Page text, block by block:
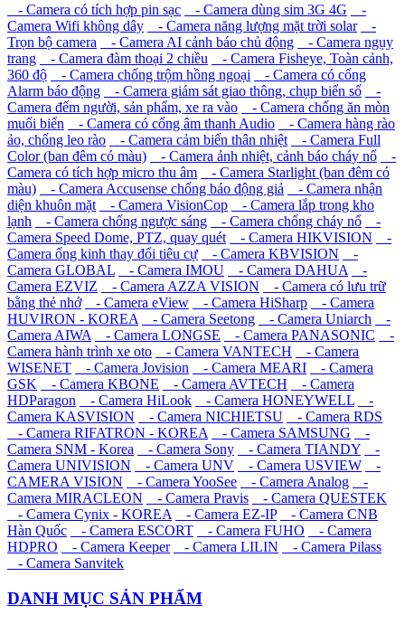
- Camera có tích hợp pin sạc - Camera dùng sim 3G 4G
-
Camera Wifi không dây
- Camera năng lượng mặt trời solar
-
Trọn bộ camera
- Camera AI cảnh báo chủ động
- Camera ngụy
trang
- Camera đàm thoại 2 chiều
- Camera Fisheye, Toàn cảnh,
360 độ
- Camera chống trộm hồng ngoại
- Camera có cổng
Alarm báo động
- Camera giám sát giao thông, chụp biển số
-
Camera đếm người, sản phẩm, xe ra vào
- Camera chống ăn mòn
muối biển
- Camera có cổng âm thanh Audio
- Camera hàng rào
ảo, chống leo rào
- Camera cảm biến thân nhiệt
- Camera Full
Color (ban đêm có màu)
- Camera ảnh nhiệt, cảnh báo cháy nổ
-
Camera có tích hợp micro thu âm
- Camera Starlight (ban đêm có
màu)
- Camera Accusense chống báo động giả
- Camera nhận
diện khuôn mặt
- Camera VisionCop
- Camera lắp trong kho
lạnh
- Camera chống ngược sáng - Camera chống cháy nổ
-
Camera Speed Dome, PTZ, quay quét
- Camera HIKVISION
-
Camera ống kinh thay đổi tiêu cự
- Camera KBVISION
-
Camera GLOBAL
- Camera IMOU - Camera DAHUA
-
Camera EZVIZ
- Camera AZZA VISION
- Camera có lưu trữ
bằng thẻ nhớ
- Camera eView - Camera HiSharp
- Camera
HUVIRON - KOREA
- Camera Seetong - Camera Uniarch
-
Camera AIWA
- Camera LONGSE - Camera PANASONIC
-
Camera hành trình xe oto
- Camera VANTECH
- Camera
WISENET
- Camera Jovision - Camera MEARI
- Camera
GSK
- Camera KBONE - Camera AVTECH
- Camera
HDParagon
- Camera HiLook - Camera HONEYWELL
-
Camera KASVISION
- Camera NICHIETSU
- Camera RDS
- Camera RIFATRON - KOREA
- Camera SAMSUNG
-
Camera SNM - Korea
- Camera Sony - Camera TIANDY
-
Camera UNIVISION
- Camera UNV - Camera USVIEW
-
CAMERA VISION
- Camera YooSee - Camera Analog
-
Camera MIRACLEON
- Camera Pravis
- Camera QUESTEK
- Camera Cynix - KOREA
- Camera EZ-IP
- Camera CNB
Hàn Quốc
- Camera ESCORT - Camera FUHO
- Camera
HDPRO
- Camera Keeper - Camera LILIN
- Camera Pilass
- Camera Sanvitek
DANH MỤC SẢN PHẨM